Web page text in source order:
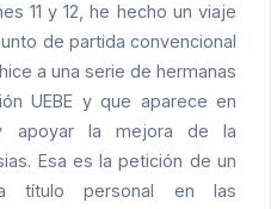
11 y 12, he hecho un viaje
de partida convencional
a una serie de hermanas
UEBE y que aparece en
apoyar la mejora de la
Esa es la petición de un
título personal en las